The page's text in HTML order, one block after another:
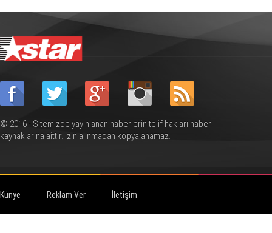
© 2016 - Sitemizde yayınlanan haberlerin telif hakları haber
kaynaklarına aittir. İzin alınmadan kopyalanamaz.
Künye Reklam Ver İletişim